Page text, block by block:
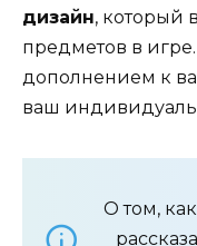
дизайн, который
предметов в
дополнением к
ваш
О том, как